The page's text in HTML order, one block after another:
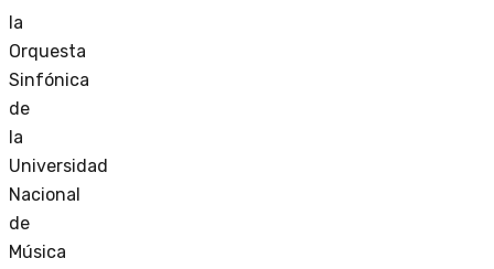
la
Orquesta
Sinfónica
de
la
Universidad
Nacional
de
Música